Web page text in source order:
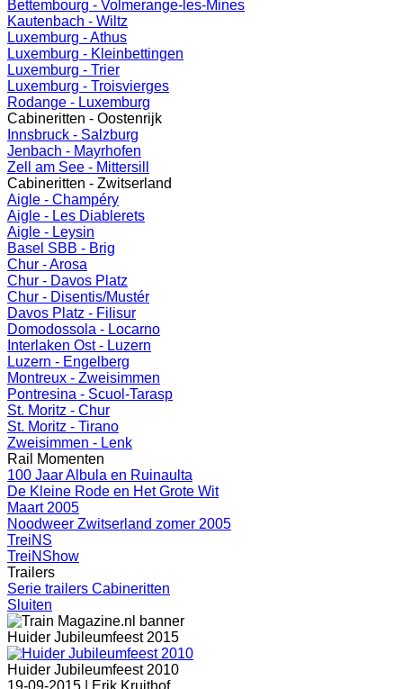
Bettembourg - Volmerange-les-Mines
Kautenbach - Wiltz
Luxemburg - Athus
Luxemburg - Kleinbettingen
Luxemburg - Trier
Luxemburg - Troisvierges
Rodange - Luxemburg
Cabineritten - Oostenrijk
Innsbruck - Salzburg
Jenbach - Mayrhofen
Zell am See - Mittersill
Cabineritten - Zwitserland
Aigle - Champéry
Aigle - Les Diablerets
Aigle - Leysin
Basel SBB - Brig
Chur - Arosa
Chur - Davos Platz
Chur - Disentis/Mustér
Davos Platz - Filisur
Domodossola - Locarno
Interlaken Ost - Luzern
Luzern - Engelberg
Montreux - Zweisimmen
Pontresina - Scuol-Tarasp
St. Moritz - Chur
St. Moritz - Tirano
Zweisimmen - Lenk
Rail Momenten
100 Jaar Albula en Ruinaulta
De Kleine Rode en Het Grote Wit
Maart 2005
Noodweer Zwitserland zomer 2005
TreiNS
TreiNShow
Trailers
Serie trailers Cabineritten
Sluiten
Huider Jubileumfeest 2015
Huider Jubileumfeest 2010
19-09-2015 |
Erik Kruithof